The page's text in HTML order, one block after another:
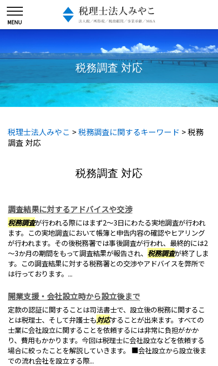
税務調査 対応
税理士法人みやこ >税務調査に関するキーワード >税務
調査 対応
税務調査 対応
調査結果に対するアドバイスや交渉
税務調査が行われる際にはまず2～3日にわたる実地調査が行われ
ます。この実地調査において帳簿と申告内容の確認やヒアリング
が行われます。その後税務署では事後調査が行われ、最終的には2
～3か月の期間をもって調査結果が報告され、 税務調査が終了しま
す。この調査結果に対する税務署との交渉やアドバイスを弊所で
は行っております。...
開業支援・会社設立時から設立後まで
定款の認証に関することは司法書士で、設立後の税務に関するこ
とは税理士、そして弁護士も対応することが出来ます。すべての
士業に会社設立に関することを依頼するには非常に負担がかか
り、費用もかかります。今回は税理士に会社設立などを依頼する
場合に絞ったことを解説していきます。 ■会社設立から設立後ま
での流れ会社を設立する際...